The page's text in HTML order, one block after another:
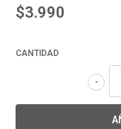
$3.990
CANTIDAD
-